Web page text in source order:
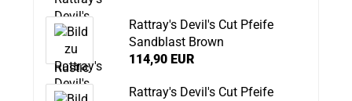
Rattray's Devil's Cut Pfeife
Sandblast Brown
114,90 EUR
Rattray's Devil's Cut Pfeife